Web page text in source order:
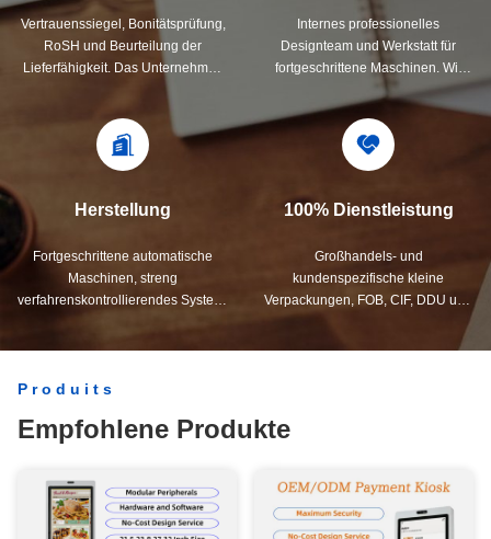
Vertrauenssiegel, Bonitätsprüfung,
RoSH und Beurteilung der
Lieferfähigkeit. Das Unternehmen
professionelles Testlabor.
Internes professionelles
Designteam und Werkstatt für
fortgeschrittene Maschinen. Wir
können zusammenarbeiten, um die
Produkte zu entwickeln, die Sie
brauchen.
Herstellung
Fortgeschrittene automatische
Maschinen, streng
verfahrenskontrollierendes System.
100% Dienstleistung
Großhandels- und
kundenspezifische kleine
Verpackungen, FOB, CIF, DDU und
DDP. Lassen Sie uns Ihnen helfen,
Produits
Empfohlene Produkte